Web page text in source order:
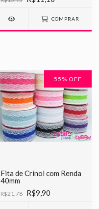
COMPRAR
55 % OFF
Fita de Crinol com Renda
40mm
R$21,78 R$9,90